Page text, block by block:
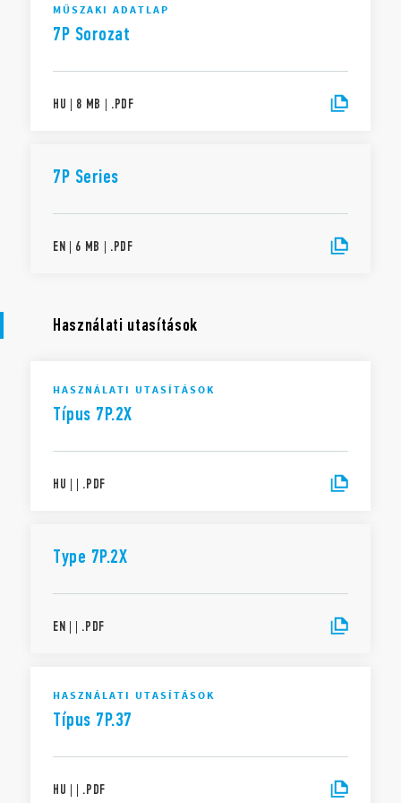
MŰSZAKI ADATLAP
7P Sorozat
HU | 8 MB | .PDF
7P Series
EN | 6 MB | .PDF
Használati utasítások
HASZNÁLATI UTASÍTÁSOK
Típus 7P.2X
HU | | .PDF
Type 7P.2X
EN | | .PDF
HASZNÁLATI UTASÍTÁSOK
Típus 7P.37
HU | | .PDF